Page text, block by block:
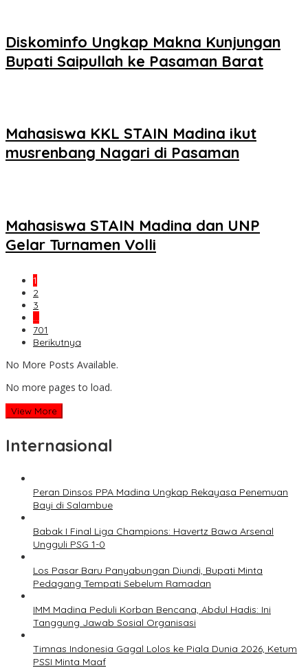
Diskominfo Ungkap Makna Kunjungan
Bupati Saipullah ke Pasaman Barat
Mahasiswa KKL STAIN Madina ikut
musrenbang Nagari di Pasaman
Mahasiswa STAIN Madina dan UNP
Gelar Turnamen Volli
1
2
3
…
701
Berikutnya
No More Posts Available.
No more pages to load.
View More
Internasional
Peran Dinsos PPA Madina Ungkap Rekayasa Penemuan
Bayi di Salambue
Babak I Final Liga Champions: Havertz Bawa Arsenal
Ungguli PSG 1-0
Los Pasar Baru Panyabungan Diundi, Bupati Minta
Pedagang Tempati Sebelum Ramadan
IMM Madina Peduli Korban Bencana, Abdul Hadis: Ini
Tanggung Jawab Sosial Organisasi
Timnas Indonesia Gagal Lolos ke Piala Dunia 2026, Ketum
PSSI Minta Maaf